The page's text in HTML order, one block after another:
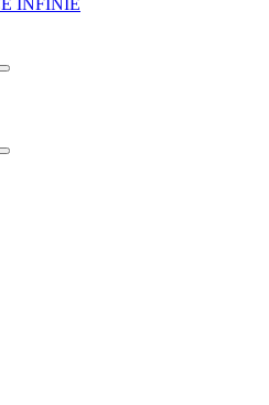
INFINIE